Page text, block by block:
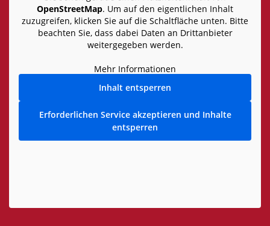
OpenStreetMap. Um auf den eigentlichen Inhalt
zuzugreifen, klicken Sie auf die Schaltfläche unten. Bitte
beachten Sie, dass dabei Daten an Drittanbieter
weitergegeben werden.
Mehr Informationen
Inhalt entsperren
Erforderlichen Service akzeptieren und Inhalte
entsperren